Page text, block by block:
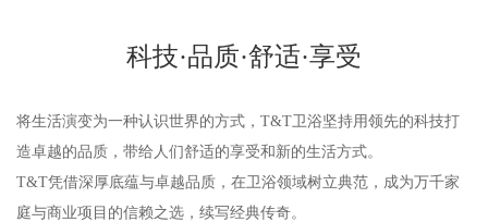
科技·品质·舒适·享受
将生活演变为一种认识世界的方式，T&T卫浴坚持用领先的科技打
造卓越的品质，带给人们舒适的享受和新的生活方式。
T&T凭借深厚底蕴与卓越品质，在卫浴领域树立典范，成为万千家
庭与商业项目的信赖之选，续写经典传奇。